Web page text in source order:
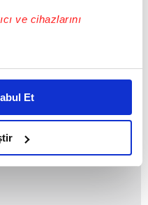
ve cihazlarını
sizlere özel
Bunu yaparken
deneyimi sunmak
sunabilmek adına
ve bu noktada,
noktasında tek gelir
Et
zaman döneceği